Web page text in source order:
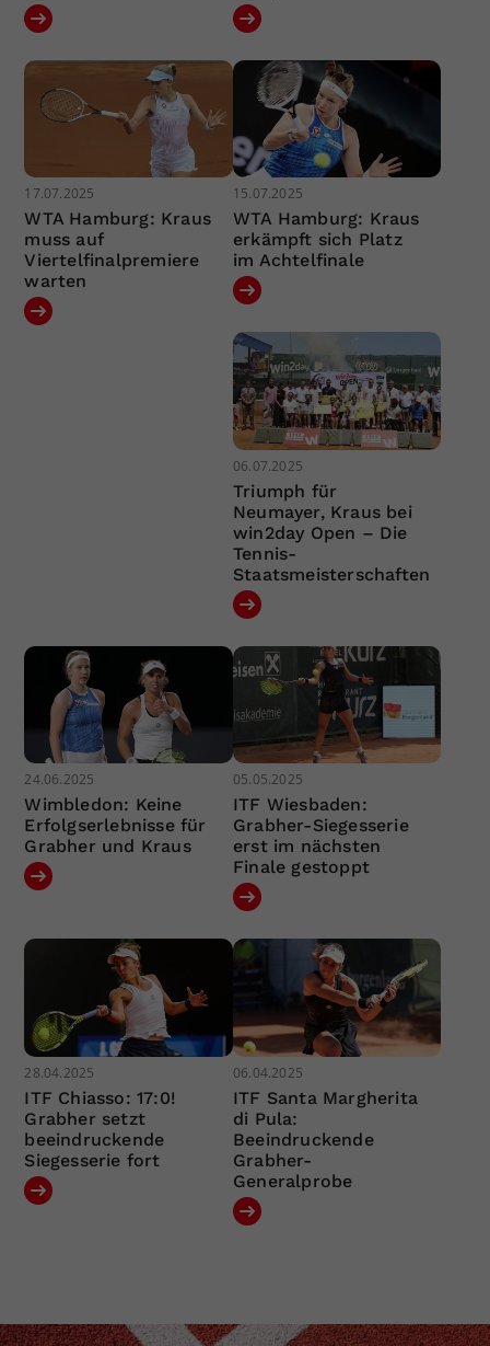
17.07.2025
WTA Hamburg: Kraus
muss auf
Viertelfinalpremiere
warten
15.07.2025
WTA Hamburg: Kraus
erkämpft sich Platz
im Achtelfinale
06.07.2025
Triumph für
Neumayer, Kraus bei
win2day Open – Die
Tennis-
Staatsmeisterschaften
24.06.2025
Wimbledon: Keine
Erfolgserlebnisse für
Grabher und Kraus
05.05.2025
ITF Wiesbaden:
Grabher-Siegesserie
erst im nächsten
Finale gestoppt
28.04.2025
ITF Chiasso: 17:0!
Grabher setzt
beeindruckende
Siegesserie fort
06.04.2025
ITF Santa Margherita
di Pula:
Beeindruckende
Grabher-
Generalprobe